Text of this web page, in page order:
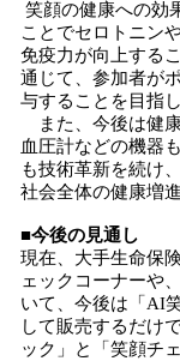
笑顔の健康への効
ことでセロトニン
免疫力が向上する
通じて、参加者が
与することを目指
また、今後は健
血圧計などの機器
も技術革新を続け
社会全体の健康増
■今後の見通し
現在、大手生命保
ェックコーナーや
いて、今後は「AI
して販売するだけ
ック」と「笑顔チ